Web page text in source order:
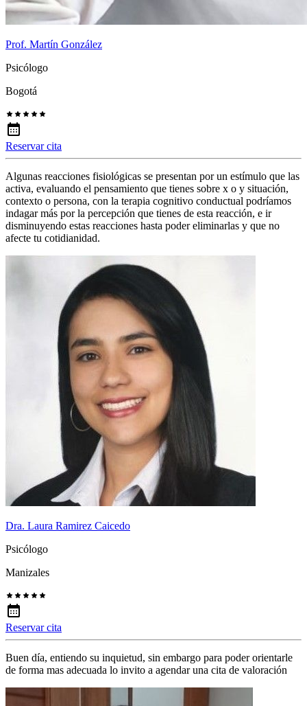
Prof. Martín González
Psicólogo
Bogotá
Reservar cita
Algunas reacciones fisiológicas se presentan por un estímulo que las
activa, evaluando el pensamiento que tienes sobre x o y situación,
contexto o persona, con la terapia cognitivo conductual podríamos
indagar más por la percepción que tienes de esta reacción, e ir
disminuyendo estas reacciones hasta poder eliminarlas y que no
afecte tu cotidianidad.
Dra. Laura Ramirez Caicedo
Psicólogo
Manizales
Reservar cita
Buen día, entiendo su inquietud, sin embargo para poder orientarle
de forma mas adecuada lo invito a agendar una cita de valoración